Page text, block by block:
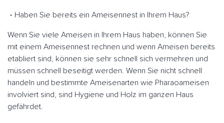
Haben Sie bereits ein Ameisennest in Ihrem Haus?
Wenn Sie viele Ameisen in Ihrem Haus haben, können Sie
mit einem Ameisennest rechnen und wenn Ameisen bereits
etabliert sind, können sie sehr schnell sich vermehren und
müssen schnell beseitigt werden. Wenn Sie nicht schnell
handeln und bestimmte Ameisenarten wie Pharaoameisen
involviert sind, sind Hygiene und Holz im ganzen Haus
gefährdet.